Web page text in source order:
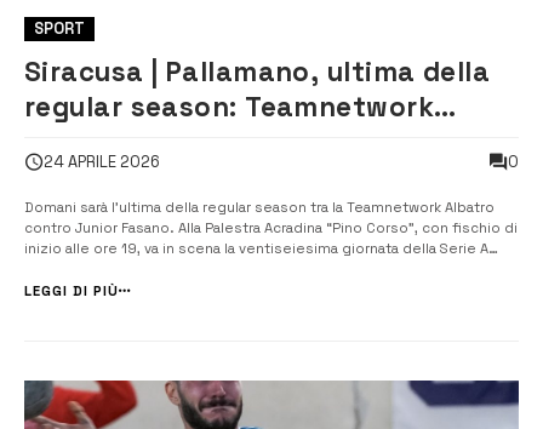
SPORT
Siracusa | Pallamano, ultima della
regular season: Teamnetwork
24 APRILE 2026 0
Domani sarà l’ultima della regular season tra la Teamnetwork Albatro
contro Junior Fasano. Alla Palestra Acradina “Pino Corso”, con fischio di
inizio alle ore 19, va in scena la ventiseiesima giornata della Serie A
play off in un sabato ad alta tensione. L’avversario – [&...
LEGGI DI PIÙ